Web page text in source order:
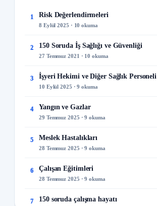
1 Risk Değerlendirmeleri
8 Eylül 2025 · 10 okuma
2 150 Soruda İş Sağlığı ve Güvenliği
27 Temmuz 2021 · 10 okuma
3 İşyeri Hekimi ve Diğer Sağlık Personeli
10 Eylül 2025 · 9 okuma
4 Yangın ve Gazlar
29 Temmuz 2025 · 9 okuma
5 Meslek Hastalıkları
28 Temmuz 2025 · 9 okuma
6 Çalışan Eğitimleri
28 Temmuz 2025 · 9 okuma
7 150 soruda çalışma hayatı